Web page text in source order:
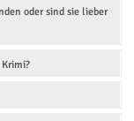
oder sind sie lieber